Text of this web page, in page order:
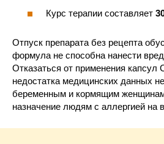
Курс терапии составляет
Отпуск препарата без рецепта
формула не способна нанести
Отказаться от применения капсул
недостатка медицинских данных
беременным и кормящим
назначение людям с аллергией